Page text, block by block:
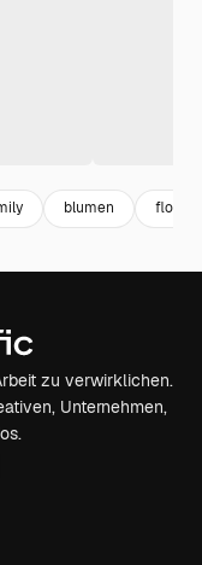
blumen floral
zu verwirklichen.
Unternehmen,